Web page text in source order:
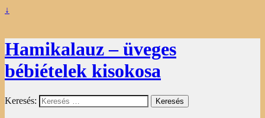
↓
Hamikalauz – üveges
bébiételek kisokosa
Keresés: